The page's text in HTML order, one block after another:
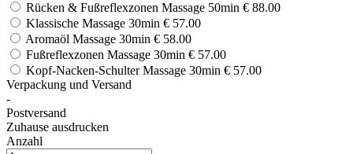
Rücken & Fußreflexzonen Massage 50min € 88.00
Klassische Massage 30min € 57.00
Aromaöl Massage 30min € 58.00
Fußreflexzonen Massage 30min € 57.00
Kopf-Nacken-Schulter Massage 30min € 57.00
Verpackung und Versand
-
Postversand
Zuhause ausdrucken
Anzahl